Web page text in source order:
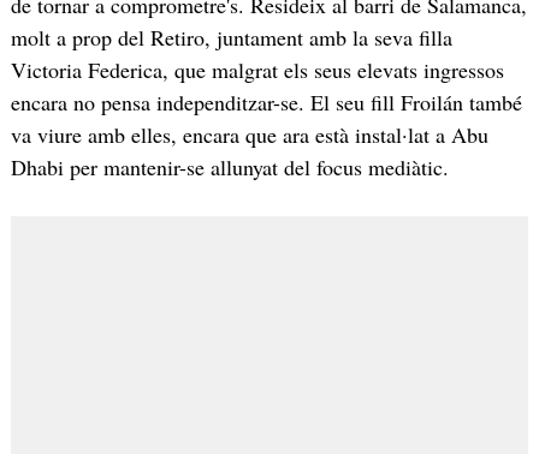
molt a prop del Retiro, juntament amb la seva filla
Victoria Federica, que malgrat els seus elevats ingressos
encara no pensa independitzar-se. El seu fill Froilán també
va viure amb elles, encara que ara està instal·lat a Abu
Dhabi per mantenir-se allunyat del focus mediàtic.